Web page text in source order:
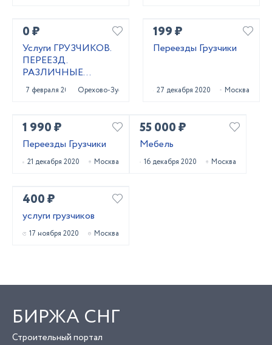
0 ₽
Услуги ГРУЗЧИКОВ.
ПЕРЕЕЗД.
РАЗЛИЧНЫЕ
РАБОТЫ
7 февраля 2021 Орехово-Зуево
199 ₽
Переезды Грузчики
27 декабря 2020 Москва
1 990 ₽
Переезды Грузчики
21 декабря 2020 Москва
55 000 ₽
Мебель
16 декабря 2020 Москва
400 ₽
услуги грузчиков
17 ноября 2020 Москва
БИРЖА СНГ
Строительный портал